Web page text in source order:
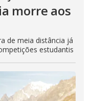
morre aos
de meia distância já
estudantis